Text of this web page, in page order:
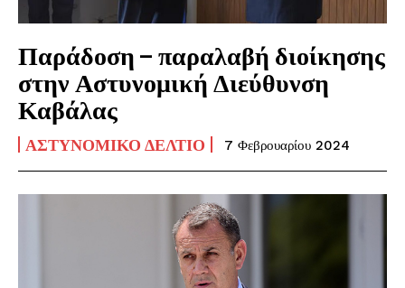
Παράδοση – παραλαβή διοίκησης
στην Αστυνομική Διεύθυνση
Καβάλας
ΑΣΤΥΝΟΜΙΚΌ ΔΕΛΤΊΟ 7 Φεβρουαρίου 2024